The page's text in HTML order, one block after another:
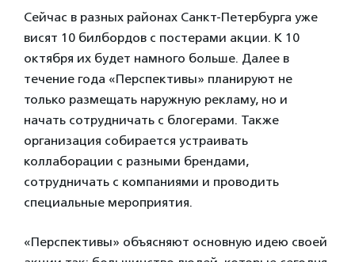
Сейчас в разных районах Санкт-Петербурга уже
висят 10 билбордов с постерами акции. К 10
октября их будет намного больше. Далее в
течение года «Перспективы» планируют не
только размещать наружную рекламу, но и
начать сотрудничать с блогерами. Также
организация собирается устраивать
коллаборации с разными брендами,
сотрудничать с компаниями и проводить
специальные мероприятия.
«Перспективы» объясняют основную идею своей